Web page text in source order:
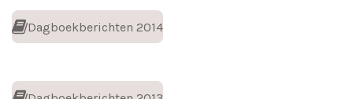
Dagboekberichten 2014